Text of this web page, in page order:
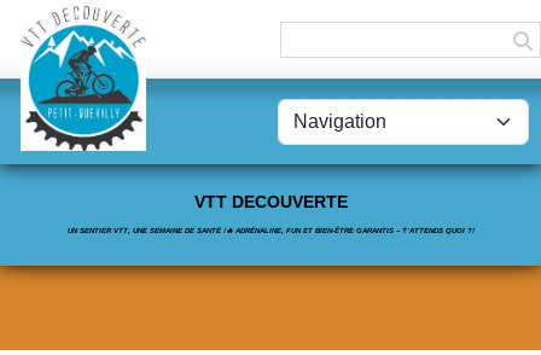
VTT DECOUVERTE
UN SENTIER VTT, UNE SEMAINE DE SANTÉ !🔥 ADRÉNALINE, FUN ET BIEN-ÊTRE GARANTIS – T’ATTENDS QUOI ?!
Panneau de gestion des cookies